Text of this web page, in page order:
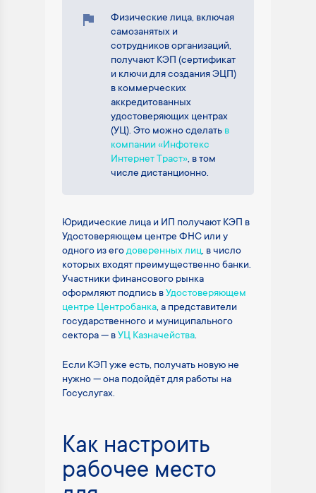
Физические лица, включая
самозанятых и
сотрудников организаций,
получают КЭП (сертификат
и ключи для создания ЭЦП)
в коммерческих
аккредитованных
удостоверяющих центрах
(УЦ). Это можно сделать в
компании «Инфотекс
Интернет Траст», в том
числе дистанционно.
Юридические лица и ИП получают КЭП в
Удостоверяющем центре ФНС или у
одного из егодоверенных лиц, в число
которых входят преимущественно банки.
Участники финансового рынка
оформляют подпись вУдостоверяющем
центре Центробанка, а представители
государственного и муниципального
сектора — вУЦ Казначейства.
Если КЭП уже есть, получать новую не
нужно — она подойдёт для работы на
Госуслугах.
Как настроить
рабочее место